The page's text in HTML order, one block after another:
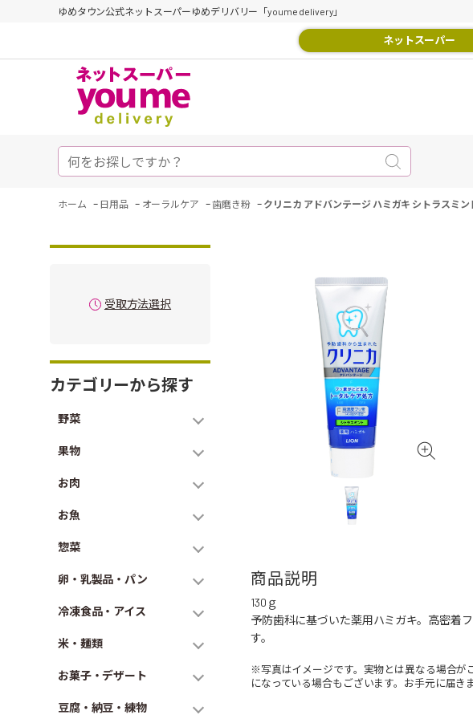
ゆめタウン公式ネットスーパーゆめデリバリー「youme delivery」
ネットスーパー
ホーム - 日用品 - オーラルケア -歯磨き粉 - クリニカ アドバンテージ ハミガキ シトラスミン
受取方法選択
カテゴリーから探す
野菜
果物
お肉
お魚
惣菜
卵・乳製品・パン
冷凍食品・アイス
米・麺類
お菓子・デザート
豆腐・納豆・練物
商品説明
130ｇ
予防歯科に基づいた薬用ハミガキ。高密着
す。
※写真はイメージです。実物とは異なる場合が
になっている場合もございます。お手元に届き